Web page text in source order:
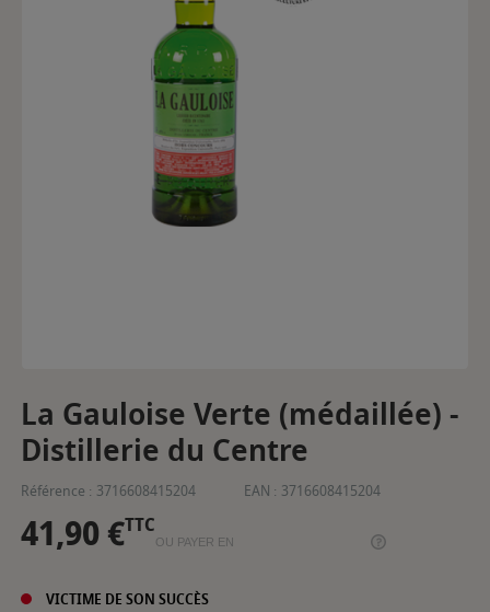
La Gauloise Verte (médaillée) -
Distillerie du Centre
Référence : 3716608415204 EAN : 3716608415204
41,90 €TTC
OU PAYER EN
VICTIME DE SON SUCCÈS